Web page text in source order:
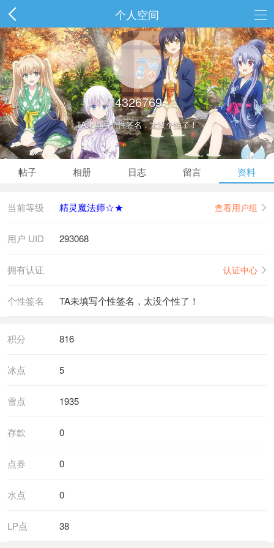
个人空间
l4326769
TA未填写个性签名，太没个性了！
帖子 相册 日志 留言 资料
当前等级 精灵魔法师☆★ 查看用户组
用户 UID 293068
拥有认证 认证中心
个性签名 TA未填写个性签名，太没个性了！
积分 816
冰点 5
雪点 1935
存款 0
点券 0
水点 0
LP点 38